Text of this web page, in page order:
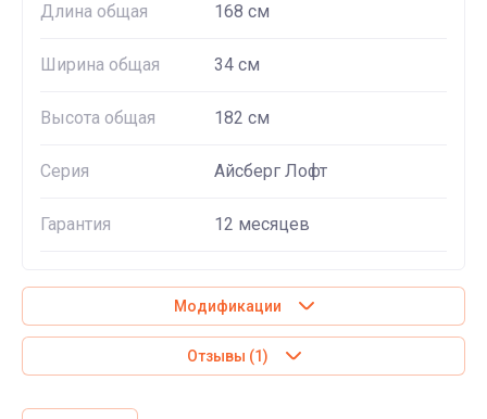
Длина общая 168 см
Ширина общая 34 см
Высота общая 182 см
Серия Айсберг Лофт
Гарантия 12 месяцев
Модификации
Отзывы (1)